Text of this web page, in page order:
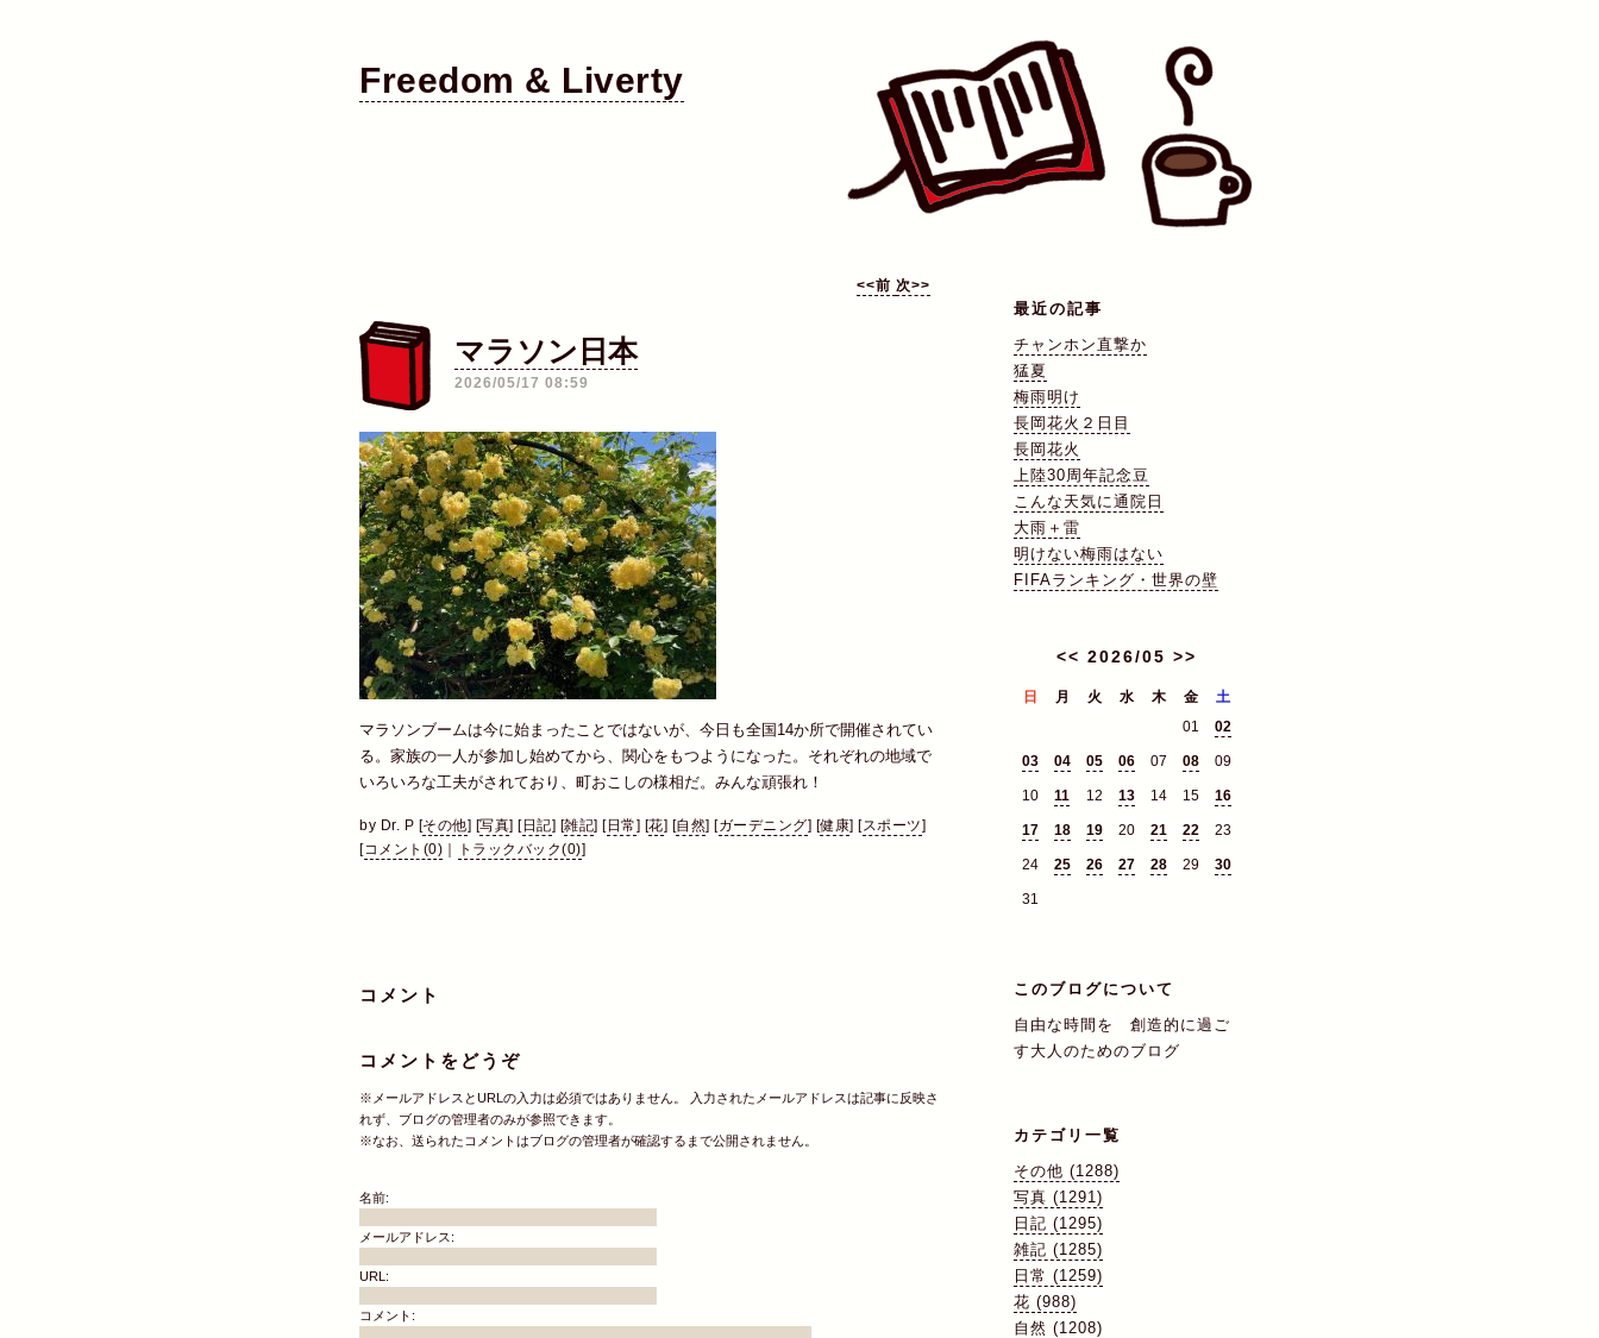
Freedom & Liverty
<<前 次>>
マラソン日本―
2026/05/17 08:59
マラソンブームは今に始まったことではないが、今日も全国14か所で開催されてい
る。家族の一人が参加し始めてから、関心をもつようになった。それぞれの地域で
いろいろな工夫がされており、町おこしの様相だ。みんな頑張れ！
by Dr. P [その他] [写真] [日記] [雑記] [日常] [花] [自然] [ガーデニング] [健康] [スポーツ]
[コメント(0) トラックバック(0)]
コメント
コメントをどうぞ
※メールアドレスとURLの入力は必須ではありません。 入力されたメールアドレスは記事に反映さ
れず、ブログの管理者のみが参照できます。
※なお、送られたコメントはブログの管理者が確認するまで公開されません。
名前:
メールアドレス:
URL:
コメント:
最近の記事
チャンホン直撃か
猛夏
梅雨明け
長岡花火２日目
長岡花火
上陸30周年記念豆
こんな天気に通院日
大雨＋雷
明けない梅雨はない
FIFAランキング・世界の壁
<< 2026/05 >>
日 月 火 水 木 金
土
01
02
03 04 05 06 07 08 09
10 11 12 13 14 15 16
17 18 19 20 21 22 23
24 25 26 27 28 29 30
31
このブログについて
自由な時間を 創造的に過ご
す大人のためのブログ
カテゴリ一覧
その他 (1288)
写真 (1291)
日記 (1295)
雑記 (1285)
日常 (1259)
花 (988)
自然 (1208)